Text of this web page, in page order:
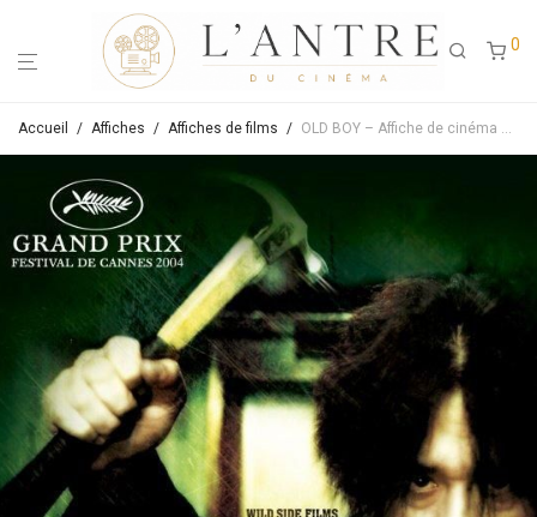
0
Accueil / Affiches / Affiches de films / OLD BOY – Affiche de cinéma originale – Approximativement 40X60